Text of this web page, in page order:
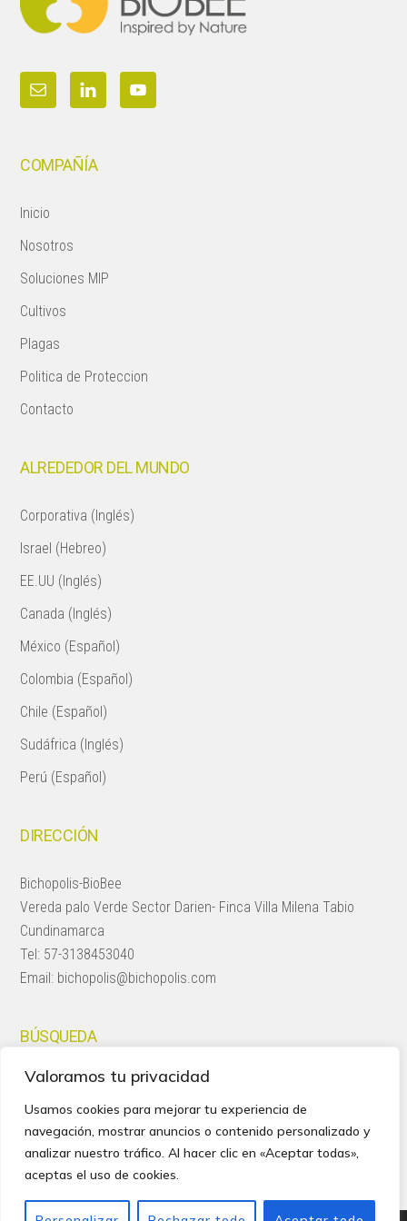
Valoramos tu privacidad
Usamos cookies para mejorar tu experiencia de
navegación, mostrar anuncios o contenido personalizado y
analizar nuestro tráfico. Al hacer clic en «Aceptar todas»,
aceptas el uso de cookies.
COMPAÑÍA
Inicio
Nosotros
Soluciones MIP
Cultivos
Plagas
Politica de Proteccion
Contacto
ALREDEDOR DEL MUNDO
Corporativa (Inglés)
Israel (Hebreo)
EE.UU (Inglés)
Canada (Inglés)
México (Español)
Colombia (Español)
Chile (Español)
Sudáfrica (Inglés)
Perú (Español)
DIRECCIÓN
Bichopolis-BioBee
Vereda palo Verde Sector Darien- Finca Villa Milena Tabio
Cundinamarca
Tel: 57-3138453040
Email: bichopolis@bichopolis.com
BÚSQUEDA
Search
this
website